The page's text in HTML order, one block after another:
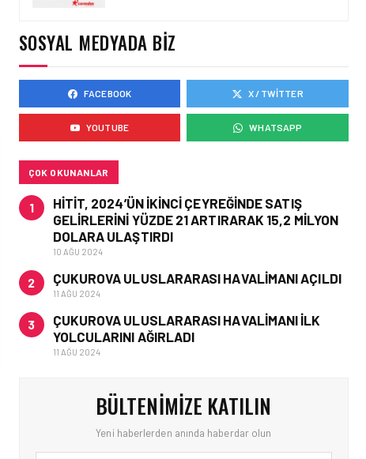
DINKIRCI’DEN KONTROL
KULESI’NE ZIYARET
HAVAALANI • 05 AĞU 2026
TASARIMDAN GERÇEĞE:
HAVAALANI • 05 AĞU 2026
ISG’NIN TERMINAL
SOSYAL MEDYADA BIZ
FACEBOOK X / TWITTER
YOUTUBE WHATSAPP
ÇOK OKUNANLAR
1
HITIT, 2024’ÜN IKINCI ÇEYREĞINDE SATIŞ
GELIRLERINI YÜZDE 21 ARTIRARAK 15,2 MILYON
DOLARA ULAŞTIRDI
10 AĞU 2024
2 ÇUKUROVA ULUSLARARASI HAVALIMANI AÇILDI
11 AĞU 2024
3
ÇUKUROVA ULUSLARARASI HAVALIMANI İLK
YOLCULARINI AĞIRLADI
11 AĞU 2024
BÜLTENIMIZE KATILIN
Yeni haberlerden anında haberdar olun